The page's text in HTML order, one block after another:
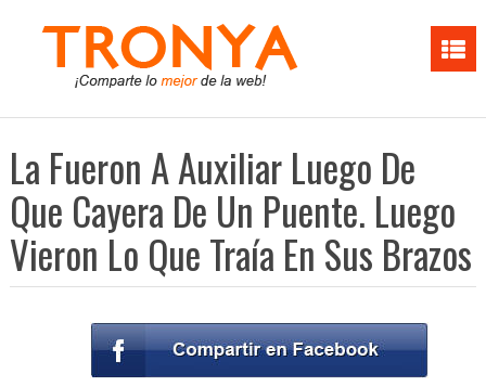
La Fueron A Auxiliar Luego De
Que Cayera De Un Puente. Luego
Vieron Lo Que Traía En Sus Brazos